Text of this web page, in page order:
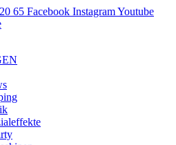
65 Facebook InstagramYoutube